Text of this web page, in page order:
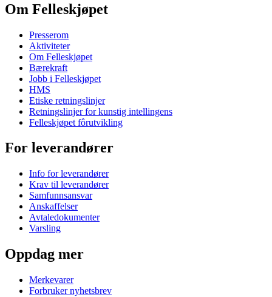
Om Felleskjøpet
Presserom
Aktiviteter
Om Felleskjøpet
Bærekraft
Jobb i Felleskjøpet
HMS
Etiske retningslinjer
Retningslinjer for kunstig intellingens
Felleskjøpet fôrutvikling
For leverandører
Info for leverandører
Krav til leverandører
Samfunnsansvar
Anskaffelser
Avtaledokumenter
Varsling
Oppdag mer
Merkevarer
Forbruker nyhetsbrev